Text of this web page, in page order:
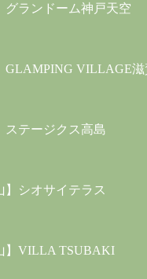
グランドーム神戸天空
GLAMPING VILLAGE
ステージクス高島
】シオサイテラス
】VILLA TSUBAKI